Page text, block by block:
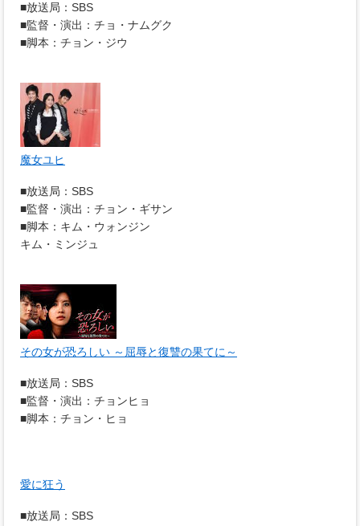
■放送局：SBS
■監督・演出：チョ・ナムグク
■脚本：チョン・ジウ
魔女ユヒ
■放送局：SBS
■監督・演出：チョン・ギサン
■脚本：キム・ウォンジン
キム・ミンジュ
その女が恐ろしい ～屈辱と復讐の果てに～
■放送局：SBS
■監督・演出：チョンヒョ
■脚本：チョン・ヒョ
愛に狂う
■放送局：SBS